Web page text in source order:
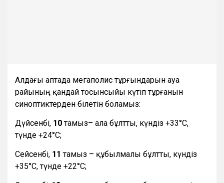
Алдағы аптада мегаполис тұрғындарын ауа
райының қандай тосынсыйы күтіп тұрғанын
синоптиктерден білетін боламыз:
Дүйсенбі, 10тамыз– ала бұлтты, күндіз +33°С,
түнде +24°С;
Сейсенбі, 11тамыз – құбылмалы бұлтты, күндіз
+35°С, түнде +22°С;